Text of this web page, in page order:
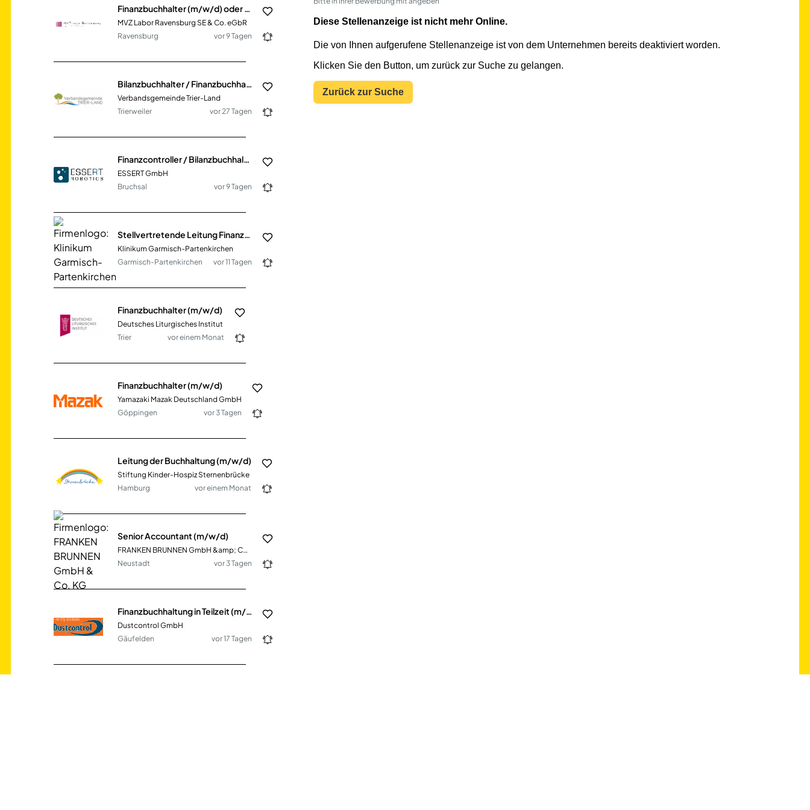
MVZ Labor Ravensburg SE & Co. eGbR
Ravensburg
vor 9 Tagen
Bilanzbuchhalter / Finanzbuchhalter (m/w/d)
Verbandsgemeinde Trier-Land
Trierweiler
vor 27 Tagen
Finanzcontroller / Bilanzbuchhalter (m/w/d)
ESSERT GmbH
Bruchsal
vor 9 Tagen
Stellvertretende Leitung Finanzbuchhaltung (m/w/d) mit Schwerpunkt Bilanzbuchhaltung
Klinikum Garmisch-Partenkirchen
Garmisch-Partenkirchen
vor 11 Tagen
Finanzbuchhalter (m/w/d)
Deutsches Liturgisches Institut
Trier
vor einem Monat
Finanzbuchhalter (m/w/d)
Yamazaki Mazak Deutschland GmbH
Göppingen
vor 3 Tagen
Leitung der Buchhaltung (m/w/d)
Stiftung Kinder-Hospiz Sternenbrücke
Hamburg
vor einem Monat
Senior Accountant (m/w/d)
FRANKEN BRUNNEN GmbH &amp; Co. KG
Neustadt
vor 3 Tagen
Finanzbuchhaltung in Teilzeit (m/w/d)
Dustcontrol GmbH
Gäufelden
vor 17 Tagen